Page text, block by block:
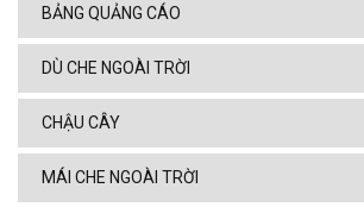
BẢNG QUẢNG CÁO
DÙ CHE NGOÀI TRỜI
CHẬU CÂY
MÁI CHE NGOÀI TRỜI